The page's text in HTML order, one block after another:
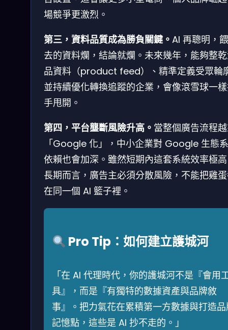
場競爭更激烈。
第三，資料品質成為勝負關鍵。 AI 再聰明，
去的資料爛，結論就爛。未來幾年，能夠整
品資料（product feed）、精準定義受眾輪
並持續優化轉換追蹤的企業，會像滾雪球一
手甩開。
第四，平台壟斷風險升高。 當整個廣告流程
「Google 化」，中小企業對 Google 生態
依賴也會加深。雖然短期內這套系統效率極
長期而言，廣告主必須分散風險，不能把雞
在同一個 AI 籃子裡。
Pro Tip：如何建立護城河
「在 AI 代理時代，你的護城河不是『會用
具』，而是『有獨特的數據資產與品牌敘
事』。把力氣花在累積第一方數據與打造
記憶點，這些是 AI 抄不走的。」